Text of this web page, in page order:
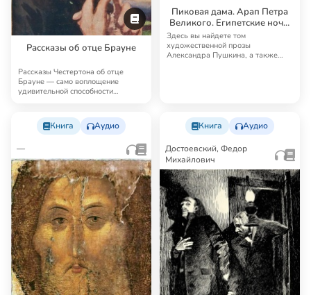
Рассказы об отце Брауне
Рассказы Честертона об отце
Брауне — само воплощение
удивительной способности
Пиковая дама. Арап Петра
Великого. Египетские ночи.
Путешествие в Арзрум.
Другая художественная
проза
Здесь вы найдете том
художественной прозы
Александра Пушкина, а также
Книга Аудио
—
Книга Аудио
Достоевский, Федор
Михайлович